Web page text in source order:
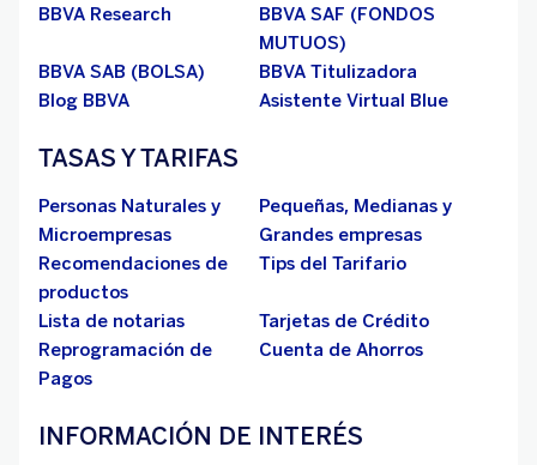
BBVA Research
BBVA SAF (FONDOS
MUTUOS)
BBVA SAB (BOLSA)
BBVA Titulizadora
Blog BBVA
Asistente Virtual Blue
TASAS Y TARIFAS
Personas Naturales y
Microempresas
Pequeñas, Medianas y
Grandes empresas
Recomendaciones de
productos
Tips del Tarifario
Lista de notarias
Tarjetas de Crédito
Reprogramación de
Pagos
Cuenta de Ahorros
INFORMACIÓN DE INTERÉS